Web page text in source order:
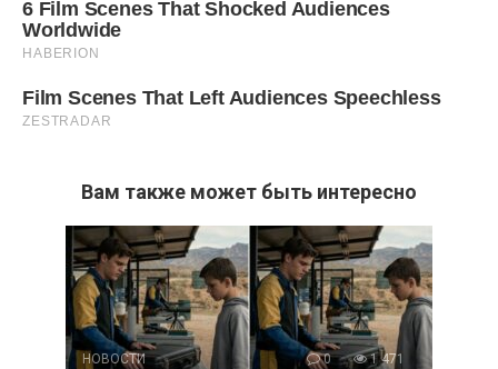
Вам также может быть интересно
НОВОСТИ 0 1 471